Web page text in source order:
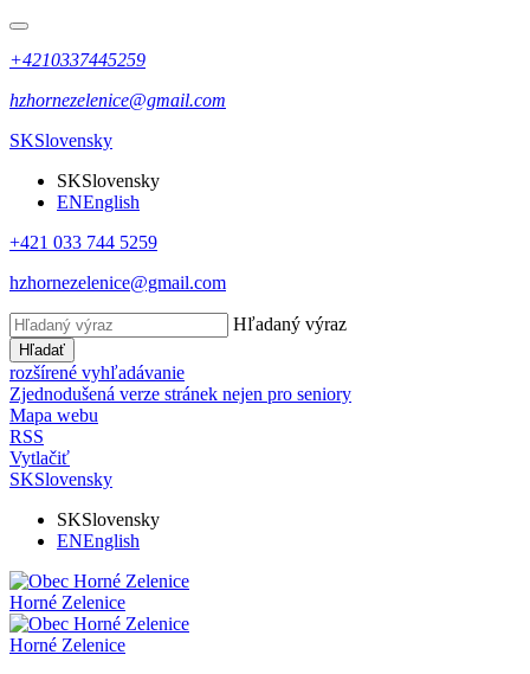
+4210337445259
hzhornezelenice@gmail.com
SKSlovensky
SKSlovensky
ENEnglish
+421 033 744 5259
hzhornezelenice@gmail.com
Hľadaný výraz
Hľadať
rozšírené vyhľadávanie
Zjednodušená verze stránek nejen pro seniory
Mapa webu
RSS
Vytlačiť
SKSlovensky
SKSlovensky
ENEnglish
Horné Zelenice
Horné Zelenice